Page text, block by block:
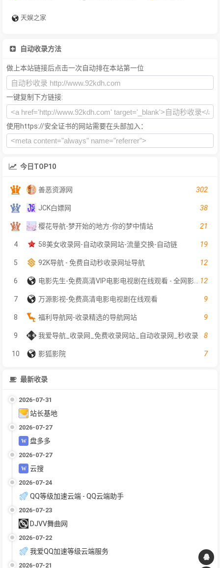
天娱之家
自动收录方法
做上本站链接后点击一次自动排在本站第一位
一键复制下方链接:
使用https://安全证书的网站需要在头部加入：
今日TOP10
善恶资源网 302
JCK白嫖网 38
樱花导航-梦开始的地方-你的梦中情站 21
4 58美女收录网-自动收录网站-流量交换-自动链 19
5 92K导航 - 免费自动秒收录网址导航 12
6 12
7 万源影视-免费高清电影电视剧在线观看 9
8 福利导航网-收录精选的导航网站 9
9 我爱导航_收录网_免费收录网站_自动收录网_秒收录 8
10 影狐影院 7
最新收录
2026-07-31
站长基地
2026-07-27
盘多多
2026-07-27
云搜
2026-07-24
QQ等级加速云端 - QQ云端助手
2026-07-23
DJVV舞曲网
2026-07-22
我爱QQ加速等级云端服务
2026-07-21